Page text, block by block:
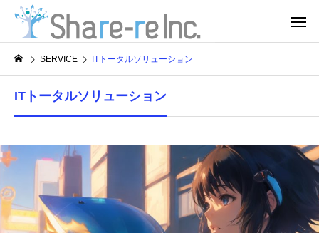
SERVICE ITトータルソリューション
ITトータルソリューション